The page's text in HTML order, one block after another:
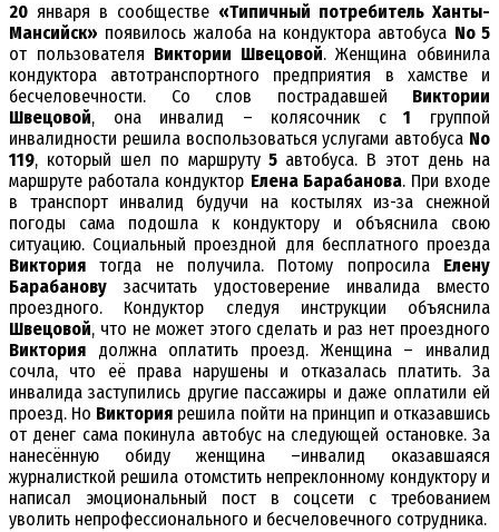
20 января в сообществе «Типичный потребитель Ханты-
Мансийск» появилось жалоба на кондуктора автобуса No 5
от пользователя Виктории Швецовой. Женщина обвинила
кондуктора автотранспортного предприятия в хамстве и
бесчеловечности. Со слов пострадавшей Виктории
Швецовой, она инвалид – колясочник с1 группой
инвалидности решила воспользоваться услугами автобуса No
119, который шел по маршруту5автобуса. В этот день на
маршруте работала кондуктор Елена Барабанова. При входе
в транспорт инвалид будучи на костылях из-за снежной
погоды сама подошла к кондуктору и объяснила свою
ситуацию. Социальный проездной для бесплатного проезда
Виктория тогда не получила. Потому попросила Елену
Барабанову засчитать удостоверение инвалида вместо
проездного. Кондуктор следуя инструкции объяснила
Швецовой, что не может этого сделать и раз нет проездного
Виктория должна оплатить проезд. Женщина – инвалид
сочла, что её права нарушены и отказалась платить. За
инвалида заступились другие пассажиры и даже оплатили ей
проезд. Но Виктория решила пойти на принцип и отказавшись
от денег сама покинула автобус на следующей остановке. За
нанесённую обиду женщина –инвалид оказавшаяся
журналисткой решила отомстить непреклонному кондуктору и
написал эмоциональный пост в соцсети с требованием
уволить непрофессионального и бесчеловечного сотрудника.